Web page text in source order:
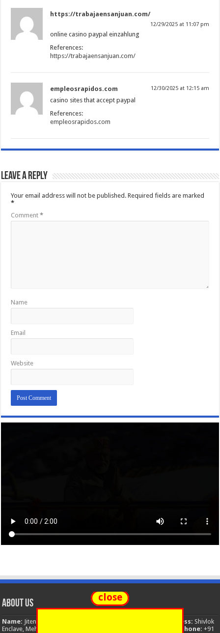
https://trabajaensanjuan.com/
12/29/2025 at 11:07 pm
online casino paypal einzahlung
References:
https://trabajaensanjuan.com/
empleosrapidos.com 12/30/2025 at 12:15 am
casino sites that accept paypal
References:
empleosrapidos.com
Leave a Reply
Your email address will not be published. Required fields are marked
*
Comment*
Name
Email
Website
About Us
Name: Jitendra Singh Address: Shivlok
Enclave, Mehuwala Mafi, Dehradun, Uttarakhand, 248001, India
Phone: +91
close